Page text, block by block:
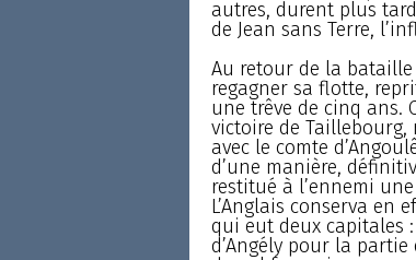
autres, durent plus
de Jean sans Terre,
Au retour de la bataille
regagner sa flotte,
une trêve de cinq ans.
victoire de Taillebourg,
avec le comte
d’une manière,
restitué à l’ennemi
L’Anglais conserva en
qui eut deux capitales
d’Angély pour la